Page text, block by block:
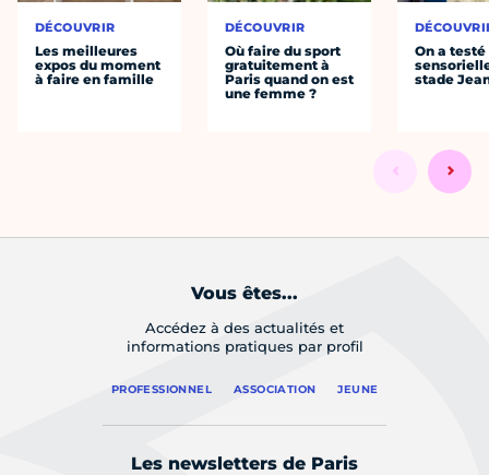
DÉCOUVRIR
Les meilleures
expos du moment
à faire en famille
DÉCOUVRIR
Où faire du sport
gratuitement à
Paris quand on est
une femme ?
On a
stade
Vous êtes...
Accédez à des actualités et
informations pratiques par profil
PROFESSIONNEL ASSOCIATION JEUNE
Les newsletters de Paris